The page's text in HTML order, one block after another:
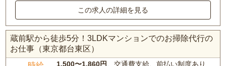
この求人の詳細を見る
蔵前駅から徒歩5分！3LDKマンションでのお掃除代行の
お仕事（東京都台東区）
1,500〜1,860円 、交通費支給、前払い制度あり